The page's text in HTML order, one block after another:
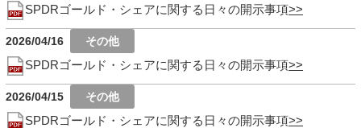
SPDRゴールド・シェアに関する日々の開示事項
2026/04/16
SPDRゴールド・シェアに関する日々の開示事項
2026/04/15
SPDRゴールド・シェアに関する日々の開示事項